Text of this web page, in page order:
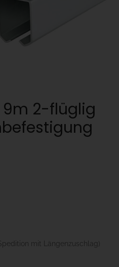
9m 2-flüglig
mit Längenzuschlag)